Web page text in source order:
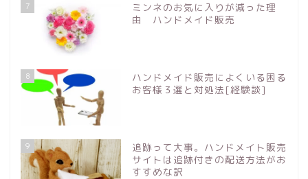
7
ミンネのお気に入りが減った理
由 ハンドメイド販売
8
ハンドメイド販売によくいる困る
お客様３選と対処法[経験談]
9
追跡って大事。ハンドメイト販売
サイトは追跡付きの配送方法がお
すすめな訳